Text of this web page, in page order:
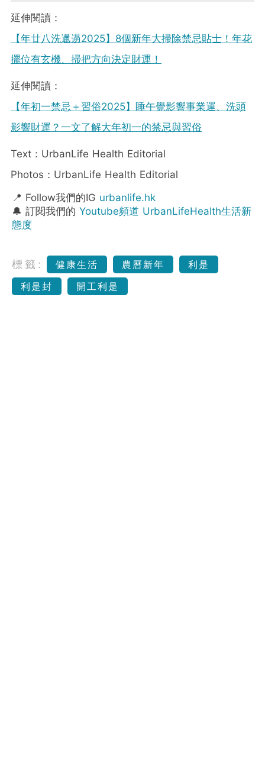
延伸閱讀：
【年廿八洗邋遢2025】8個新年大掃除禁忌貼士！年花
擺位有玄機、掃把方向決定財運！
延伸閱讀：
【年初一禁忌＋習俗2025】睡午覺影響事業運、洗頭
影響財運？一文了解大年初一的禁忌與習俗
Text：UrbanLife Health Editorial
Photos：UrbanLife Health Editorial
📍 Follow我們的IG urbanlife.hk
🔔 訂閱我們的 Youtube頻道 UrbanLifeHealth生活新
態度
標籤: 健康生活 農曆新年
利是
利是封
開工利是